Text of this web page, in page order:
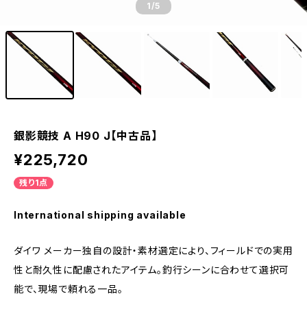
1/5
銀影競技 A H90 J【中古品】
¥225,720
残り1点
International shipping available
ダイワ メーカー独自の設計・素材選定により、フィールドでの実用
性と耐久性に配慮されたアイテム。釣行シーンに合わせて選択可
能で、現場で頼れる一品。